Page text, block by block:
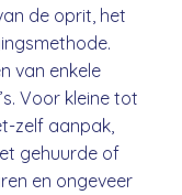
de oprit, het
van enkele
Voor kleine tot
zelf aanpak,
gehuurde of
en ongeveer